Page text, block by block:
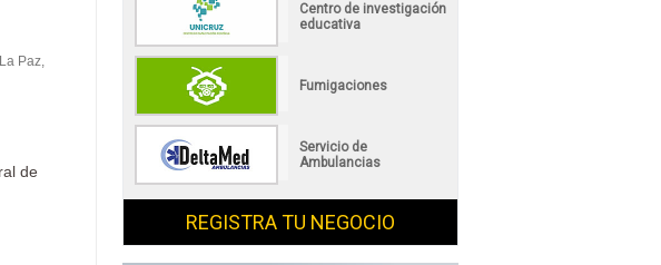
Paz,
de
Centro de investigación
educativa
Fumigaciones
Servicio de
Ambulancias
REGISTRA TU NEGOCIO